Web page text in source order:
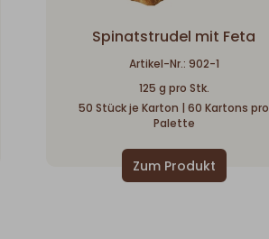
Spinatstrudel mit Feta
Artikel-Nr.: 902-1
125 g pro Stk.
50 Stück je Karton | 60 Kartons pro
Palette